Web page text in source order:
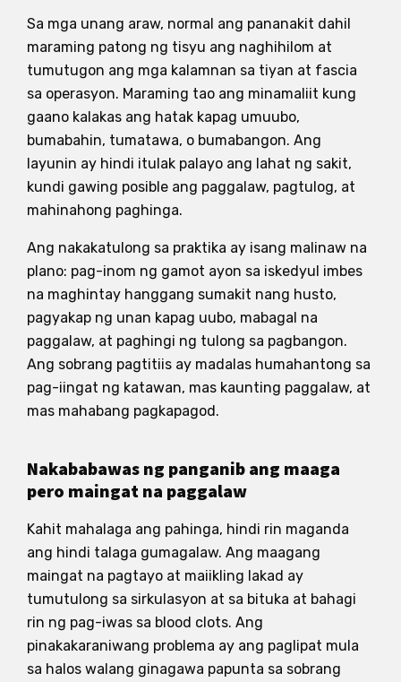
Sa mga unang araw, normal ang pananakit dahil
maraming patong ng tisyu ang naghihilom at
tumutugon ang mga kalamnan sa tiyan at fascia
sa operasyon. Maraming tao ang minamaliit kung
gaano kalakas ang hatak kapag umuubo,
bumabahin, tumatawa, o bumabangon. Ang
layunin ay hindi itulak palayo ang lahat ng sakit,
kundi gawing posible ang paggalaw, pagtulog, at
mahinahong paghinga.
Ang nakakatulong sa praktika ay isang malinaw na
plano: pag-inom ng gamot ayon sa iskedyul imbes
na maghintay hanggang sumakit nang husto,
pagyakap ng unan kapag uubo, mabagal na
paggalaw, at paghingi ng tulong sa pagbangon.
Ang sobrang pagtitiis ay madalas humahantong sa
pag-iingat ng katawan, mas kaunting paggalaw, at
mas mahabang pagkapagod.
Nakababawas ng panganib ang maaga
pero maingat na paggalaw
Kahit mahalaga ang pahinga, hindi rin maganda
ang hindi talaga gumagalaw. Ang maagang
maingat na pagtayo at maiikling lakad ay
tumutulong sa sirkulasyon at sa bituka at bahagi
rin ng pag-iwas sa blood clots. Ang
pinakakaraniwang problema ay ang paglipat mula
sa halos walang ginagawa papunta sa sobrang